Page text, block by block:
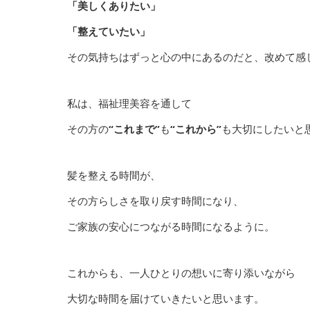
「美しくありたい」
「整えていたい」
その気持ちはずっと心の中にあるのだと、改めて感
私は、福祉理美容を通して
その方の“これまで”も“これから”も大切にしたいと
髪を整える時間が、
その方らしさを取り戻す時間になり、
ご家族の安心につながる時間になるように。
これからも、一人ひとりの想いに寄り添いながら
大切な時間を届けていきたいと思います。